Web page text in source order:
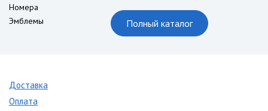
Номера
Эмблемы
Полный каталог
Доставка
Оплата